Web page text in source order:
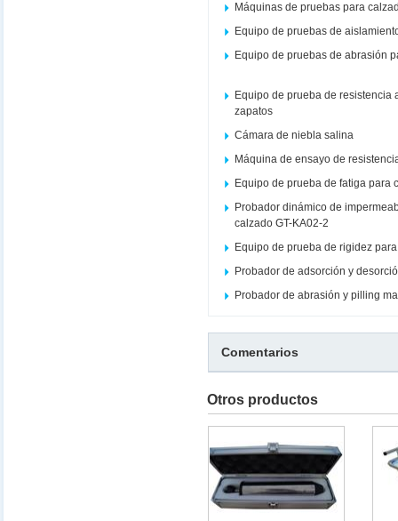
Máquinas de pruebas para
Equipo de pruebas de
Equipo de pruebas de abrasión
Equipo de prueba de resistencia
zapatos
Cámara de niebla salina
Máquina de ensayo de
Equipo de prueba de fatiga para
Probador dinámico de
calzado GT-KA02-2
Equipo de prueba de rigidez
Probador de adsorción y
Probador de abrasión y pilling
Comentarios
Otros productos